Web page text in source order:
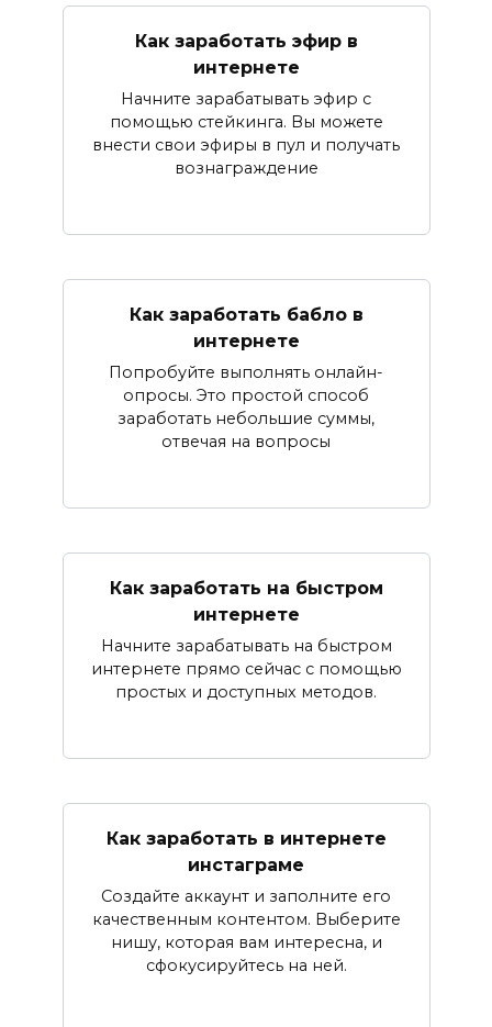
Как заработать эфир в
интернете
Начните зарабатывать эфир с
помощью стейкинга. Вы можете
внести свои эфиры в пул и получать
вознаграждение
Как заработать бабло в
интернете
Попробуйте выполнять онлайн-
опросы. Это простой способ
заработать небольшие суммы,
отвечая на вопросы
Как заработать на быстром
интернете
Начните зарабатывать на быстром
интернете прямо сейчас с помощью
простых и доступных методов.
Как заработать в интернете
инстаграме
Создайте аккаунт и заполните его
качественным контентом. Выберите
нишу, которая вам интересна, и
сфокусируйтесь на ней.